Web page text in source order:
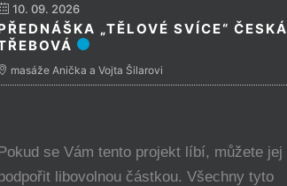
10. 09. 2026
„TĚLOVÉ SVÍCE“ ČESKÁ
masáže Anička a Vojta Šilarovi
se Vám tento projekt líbí, můžete jej
libovolnou částkou. Všechny tyto